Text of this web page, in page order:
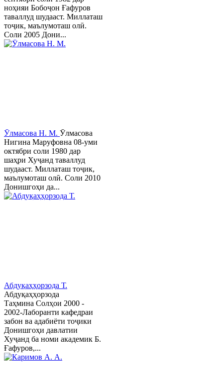
ноҳияи Бобоҷон Ғафуров
таваллуд шудааст. Миллаташ
тоҷик, маълумоташ олӣ.
Соли 2005 Дони...
Ӯлмасова Н. М. Ӯлмасова
Нигина Маруфовна 08-уми
октябри соли 1980 дар
шаҳри Хуҷанд таваллуд
шудааст. Миллаташ тоҷик,
маълумоташ олӣ. Соли 2010
Донишгоҳи да...
Абдуқаҳҳорзода Т.
Абдуқаҳҳорзода
Таҳмина Солҳои 2000 -
2002-Лаборанти кафедраи
забон ва адабиёти тоҷики
Донишгоҳи давлатии
Хуҷанд ба номи академик Б.
Ғафуров,...